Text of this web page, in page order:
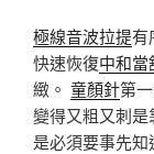
極線音波拉提有
快速恢復中和當
緻。 童顏針第
變得又粗又刺
是必須要事先知